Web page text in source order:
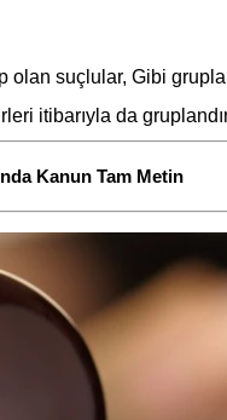
suçlular, Gibi
itibarıyla da
Kanun Tam Metin